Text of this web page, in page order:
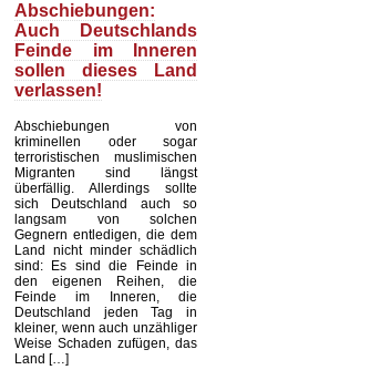
Abschiebungen:
Auch Deutschlands
Feinde im Inneren
sollen dieses Land
verlassen!
Abschiebungen von
kriminellen oder sogar
terroristischen muslimischen
Migranten sind längst
überfällig. Allerdings sollte
sich Deutschland auch so
langsam von solchen
Gegnern entledigen, die dem
Land nicht minder schädlich
sind: Es sind die Feinde in
den eigenen Reihen, die
Feinde im Inneren, die
Deutschland jeden Tag in
kleiner, wenn auch unzähliger
Weise Schaden zufügen, das
Land […]